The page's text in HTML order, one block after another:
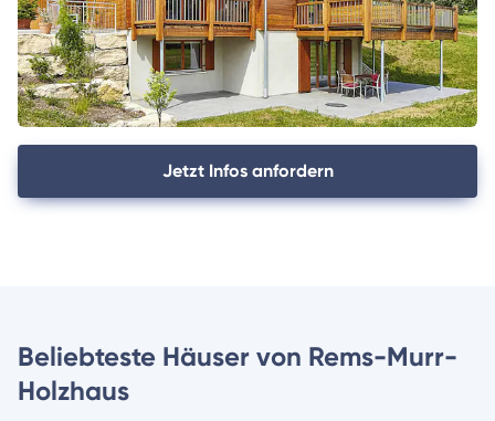
Jetzt Infos anfordern
Beliebteste Häuser von Rems-Murr-
Holzhaus